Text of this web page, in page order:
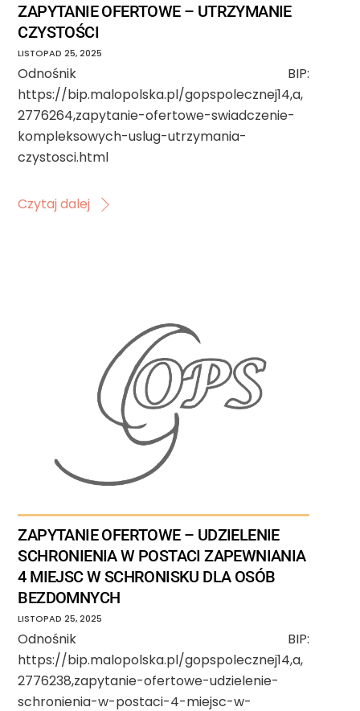
ZAPYTANIE OFERTOWE – UTRZYMANIE
CZYSTOŚCI
LISTOPAD 25,2025
Odnośnik BIP:
https://bip.malopolska.pl/gopspolecznej14,a,
2776264,zapytanie-ofertowe-swiadczenie-
kompleksowych-uslug-utrzymania-
czystosci.html
Czytaj dalej
ZAPYTANIE OFERTOWE – UDZIELENIE
SCHRONIENIA W POSTACI ZAPEWNIANIA
4 MIEJSC W SCHRONISKU DLA OSÓB
BEZDOMNYCH
LISTOPAD 25,2025
Odnośnik BIP:
https://bip.malopolska.pl/gopspolecznej14,a,
2776238,zapytanie-ofertowe-udzielenie-
schronienia-w-postaci-4-miejsc-w-